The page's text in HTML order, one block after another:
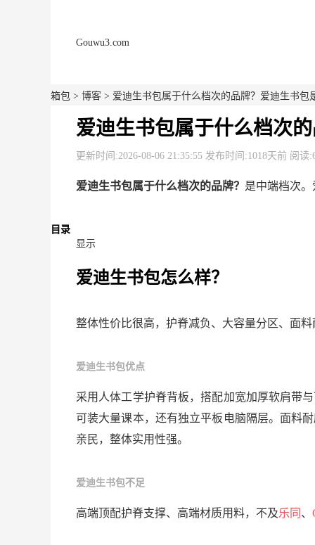
Gouwu3.com
箱包 > 博客 > 爱迪生书包属于什么档次的品牌？爱迪生书包
爱迪生书包属于什么档次
更新时间:2026-08-06 21:35:55 发布时间:1018天前 阅读
爱迪生书包属于什么档次的品牌？ 是中端档次。
目录
显示
爱迪生书包怎么样？
整体性价比很高，护脊减负、大容量分区、面
爱迪生书包优点
采用人体工学护脊背板，搭配加宽加厚软肩带
可装大量课本，还有独立平板电脑隔层。面料
亲民，整体实用性强。
爱迪生书包不足
高端顶配护脊支撑、高端材质用料，不及乐同 、